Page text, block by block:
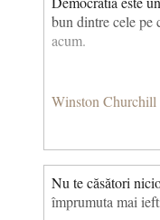
bun dintre cele pe
acum.
Winston Churchill
Nu te căsători
împrumuta mai